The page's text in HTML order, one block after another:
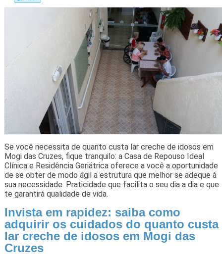
Se você necessita de quanto custa lar creche de idosos em
Mogi das Cruzes, fique tranquilo: a Casa de Repouso Ideal
Clínica e Residência Geriátrica oferece a você a oportunidade
de se obter de modo ágil a estrutura que melhor se adeque à
sua necessidade. Praticidade que facilita o seu dia a dia e que
te garantirá qualidade de vida.
Invista em rapidez: saiba como
adquirir os cuidados do quanto custa
lar creche de idosos em Mogi das
Cruzes